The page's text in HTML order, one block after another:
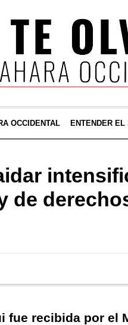
OCCIDENTAL ENTENDER EL
de
fue recibida por el